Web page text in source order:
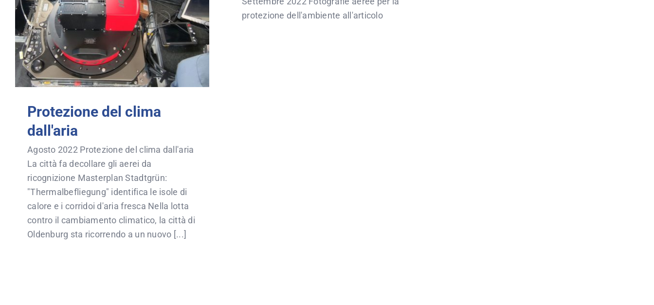
protezione dell'ambiente all'articolo
Protezione del clima
dall'aria
Agosto 2022 Protezione del clima dall'aria
La città fa decollare gli aerei da
ricognizione Masterplan Stadtgrün:
"Thermalbefliegung" identifica le isole di
calore e i corridoi d'aria fresca Nella lotta
contro il cambiamento climatico, la città di
Oldenburg sta ricorrendo a un nuovo [...]